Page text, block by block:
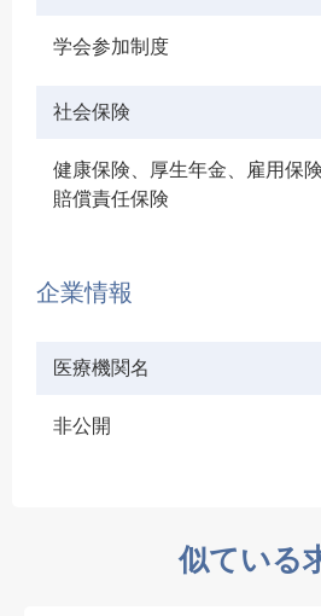
学会参加制度
社会保険
健康保険、厚生年金、雇用保
賠償責任保険
企業情報
医療機関名
非公開
似ている